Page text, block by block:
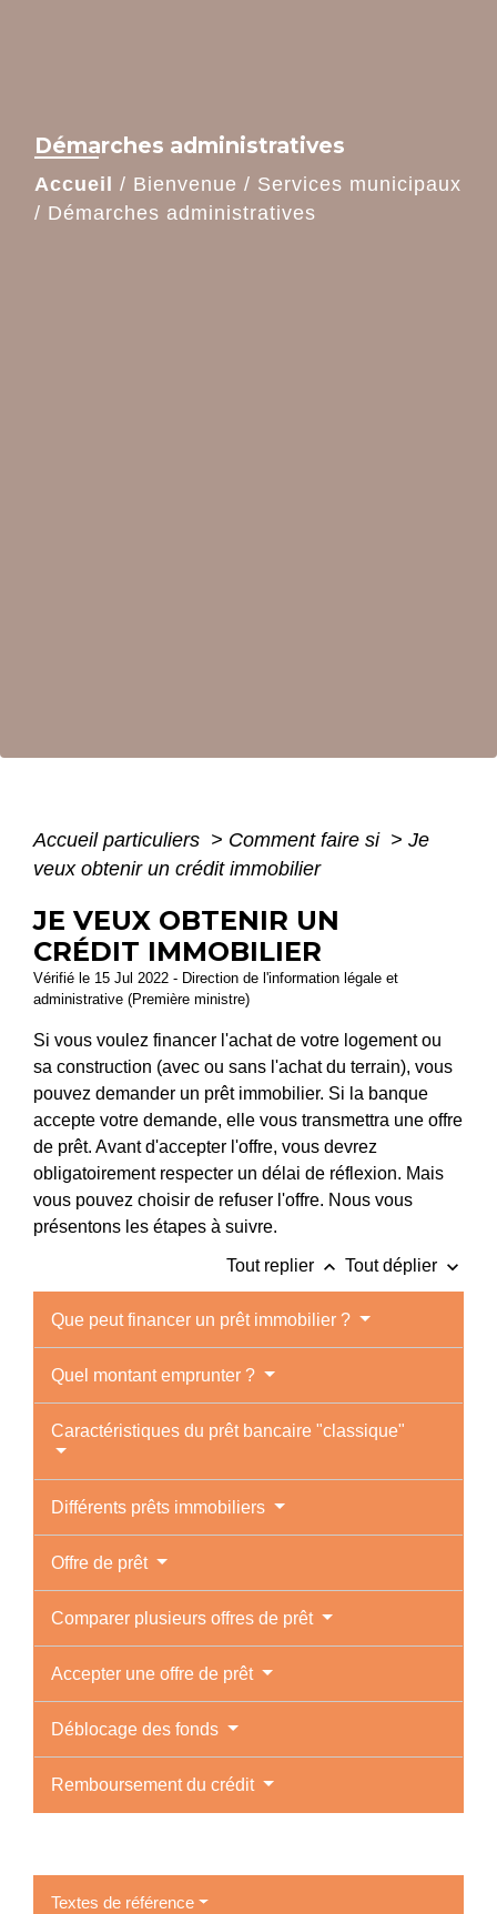
Démarches administratives
Accueil / Bienvenue / Services municipaux
/ Démarches administratives
Accueil particuliers > Comment faire si > Je
veux obtenir un crédit immobilier
JE VEUX OBTENIR UN
CRÉDIT IMMOBILIER
Vérifié le 15 Jul 2022 - Direction de l'information légale et
administrative (Première ministre)
Si vous voulez financer l'achat de votre logement ou
sa construction (avec ou sans l'achat du terrain), vous
pouvez demander un prêt immobilier. Si la banque
accepte votre demande, elle vous transmettra une offre
de prêt. Avant d'accepter l'offre, vous devrez
obligatoirement respecter un délai de réflexion. Mais
vous pouvez choisir de refuser l'offre. Nous vous
présentons les étapes à suivre.
Tout replier keyboard_arrow_up Tout déplier keyboard_arrow_down
Que peut financer un prêt immobilier ?
Quel montant emprunter ?
Caractéristiques du prêt bancaire "classique"
Différents prêts immobiliers
Offre de prêt
Comparer plusieurs offres de prêt
Accepter une offre de prêt
Déblocage des fonds
Remboursement du crédit
Textes de référence